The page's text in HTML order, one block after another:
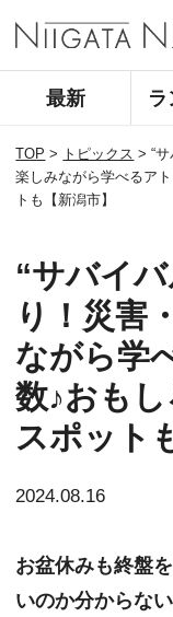
最新 ラ
TOP > トピックス >“
楽しみながら学べるア
トも【新潟市】
“サバイ
り！災害
ながら学
数♪おも
スポット
2024.08.16
お盆休みも終盤
いのか分からな